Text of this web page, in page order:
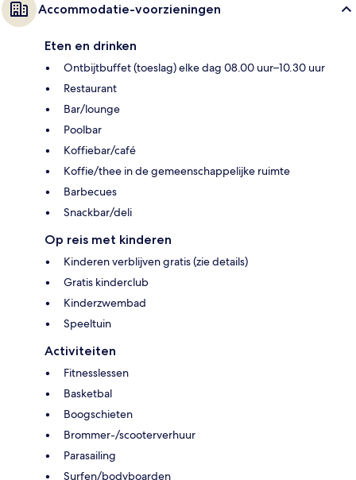
Accommodatie-voorzieningen
Eten en drinken
Ontbijtbuffet (toeslag) elke dag 08.00 uur–10.30 uur
Restaurant
Bar/lounge
Poolbar
Koffiebar/café
Koffie/thee in de gemeenschappelijke ruimte
Barbecues
Snackbar/deli
Op reis met kinderen
Kinderen verblijven gratis (zie details)
Gratis kinderclub
Kinderzwembad
Speeltuin
Activiteiten
Fitnesslessen
Basketbal
Boogschieten
Brommer-/scooterverhuur
Parasailing
Surfen/bodyboarden